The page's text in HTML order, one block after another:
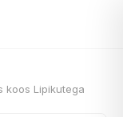
koos Lipikutega